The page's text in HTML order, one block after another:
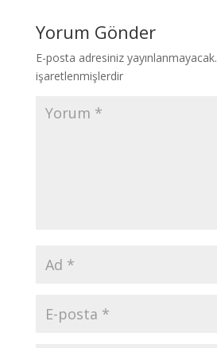
Yorum Gönder
E-posta adresiniz yayınlanmayacak.
işaretlenmişlerdir